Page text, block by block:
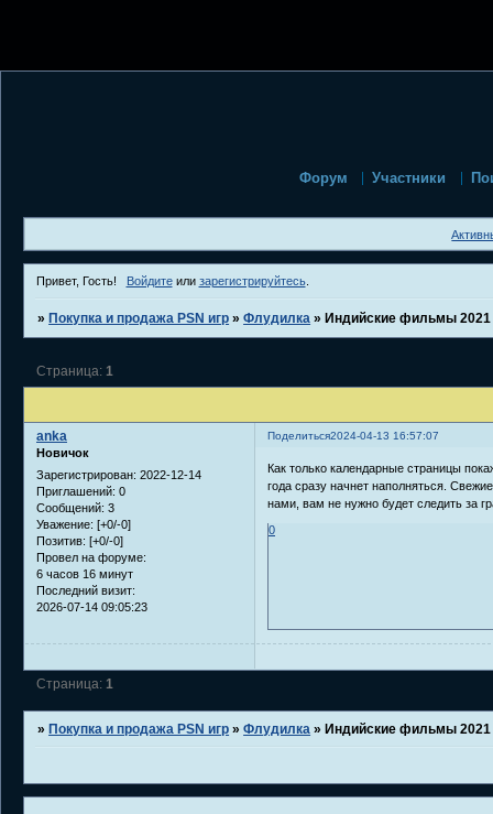
Форум Участники
Привет, Гость! Войдитеили зарегистрируйтесь.
» Покупка и продажа PSN игр »Флудилка » Индийские фильмы 2021
Страница: 1
Поделиться2024-04-13 16:57:07
anka
Новичок
Зарегистрирован: 2022-12-14
Приглашений: 0
Сообщений: 3
Уважение: [+0/-0]
Позитив: [+0/-0]
Провел на форуме:
6 часов 16 минут
Последний визит:
2026-07-14 09:05:23
Как только календарные страницы
года сразу начнет наполняться.
нами, вам не нужно будет следить за
0
Страница: 1
» Покупка и продажа PSN игр »Флудилка » Индийские фильмы 2021